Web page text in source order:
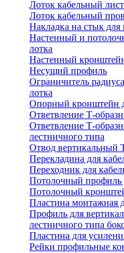
Лоток кабельный
Лоток кабельный
Накладка на стык для
Настенный и
лотка
Настенный
Несущий профиль
Ограничитель
лотка
Опорный кронштейн
Ответвление Т-
Ответвление Т-
лестничного типа
Отвод вертикальный
Перекладина для
Переходник для
Потолочный профиль
Потолочный
Пластина монтажная
Профиль для
лестничного типа
Пластина для
Рейки профильные